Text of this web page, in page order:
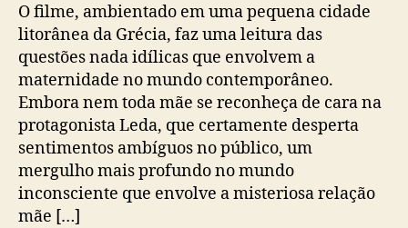
O filme, ambientado em uma pequena cidade
litorânea da Grécia, faz uma leitura das
questões nada idílicas que envolvem a
maternidade no mundo contemporâneo.
Embora nem toda mãe se reconheça de cara na
protagonista Leda, que certamente desperta
sentimentos ambíguos no público, um
mergulho mais profundo no mundo
inconsciente que envolve a misteriosa relação
mãe […]